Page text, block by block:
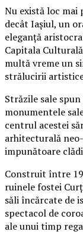
Nu există loc
decât Iașiul, un
eleganță
Capitala
multă vreme un
strălucirii
Străzile sale
monumentele
centrul acestei
arhitecturală
impunătoare
Construit între
ruinele fostei
săli încărcate de
spectacol de
ale unui timp